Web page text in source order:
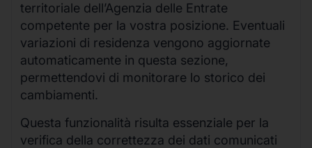
territoriale dell’Agenzia delle Entrate
competente per la vostra posizione. Eventuali
variazioni di residenza vengono aggiornate
automaticamente in questa sezione,
permettendovi di monitorare lo storico dei
cambiamenti.
Questa funzionalità risulta essenziale per la
verifica della correttezza dei dati comunicati